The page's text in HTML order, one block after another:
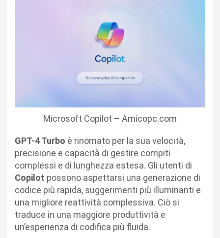
Microsoft Copilot – Amicopc.com
GPT-4 Turbo è rinomato per la sua velocità,
precisione e capacità di gestire compiti
complessi e di lunghezza estesa. Gli utenti di
Copilot possono aspettarsi una generazione di
codice più rapida, suggerimenti più illuminanti e
una migliore reattività complessiva. Ciò si
traduce in una maggiore produttività e
un’esperienza di codifica più fluida.